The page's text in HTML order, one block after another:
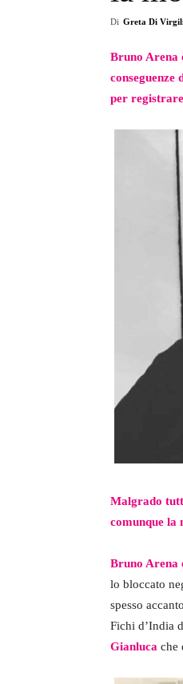
Di Greta Di
Bruno Arena
per
Malgrado
comunque la
Bruno Arena
lo bloccato
spesso
Fichi d’India
Gianluca che